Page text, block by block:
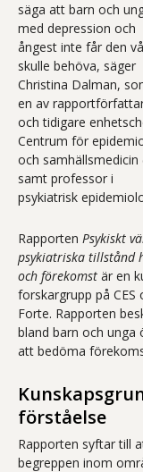
säga att barn och
med depression och
ångest inte får den
skulle behöva, säger
Christina Dalman,
en av
och tidigare
Centrum för
och samhällsmedicin
samt professor i
psykiatrisk
Rapporten Psykiskt
psykiatriska tillstånd
och förekomst är en
forskargrupp på
Forte. Rapporten
bland barn och
att bedöma
förståelse
Rapporten syftar till
begreppen inom